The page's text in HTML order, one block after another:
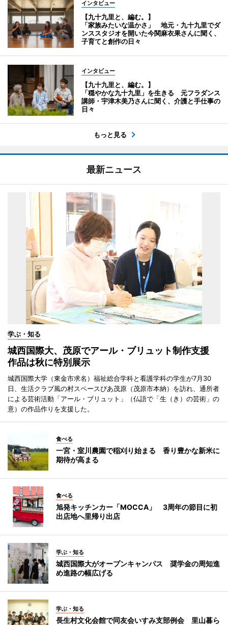
インタビュー
【九十九里と、編む。】
「家族みたいな温かさ」 地元・九十九里でダ
ンススタジオを開いた今関麻衣果さんに聞く、
子育てと創作の日々
インタビュー
【九十九里と、編む。】
「穏やかな九十九里」を生きる 元フラダンス
講師・宇津木美乃さんに聞く、介護と手仕事の
日々
もっと見る
最新ニュース
学ぶ・知る
城西国際大、茂原でアール・ブリュット制作支援
作品は秋に特別展示
城西国際大学（東金市求名）福祉総合学科と看護学科の学生が7月30
日、生活クラブ風の村スペースぴあ茂原（茂原市本納）を訪れ、通所者
による芸術活動「アール・ブリュット」（仏語で「生（き）の芸術」の
意）の作品作りを支援した。
食べる
一宮・室川農園で稲刈り始まる 香り豊かな新米に
期待が高まる
食べる
旭発キッチンカー「MOCCA」 3周年の節目に初
出店地へ里帰り出店
学ぶ・知る
城西国際大がオープンキャンパス 奨学金の周知進
め進路の幅広げる
学ぶ・知る
長生村文化会館で同友会いすみ支部例会 里山暮ら